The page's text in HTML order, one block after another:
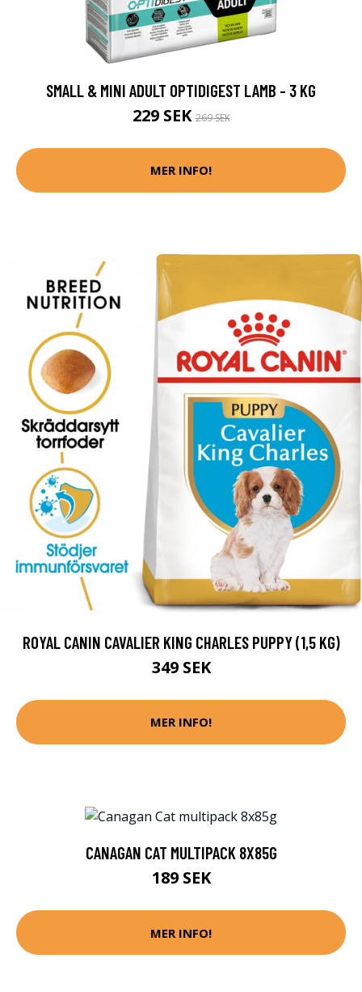
SMALL & MINI ADULT OPTIDIGEST LAMB - 3 KG
229 SEK269 SEK
MER INFO!
ROYAL CANIN CAVALIER KING CHARLES PUPPY (1,5 KG)
349 SEK
MER INFO!
CANAGAN CAT MULTIPACK 8X85G
189 SEK
MER INFO!